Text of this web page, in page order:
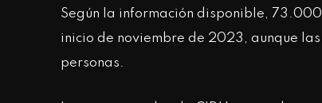
Según la información disponible,
inicio de noviembre de 2023, aunque
personas.